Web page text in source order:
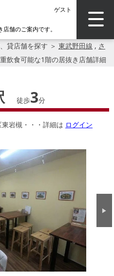
ゲスト
舗のご案内です。
貸店舗を探す ＞ 東武野田線 , さ
飲食可能な1階の居抜き店舗詳細
徒歩3分
岩槻・・・詳細は ログイン
Next